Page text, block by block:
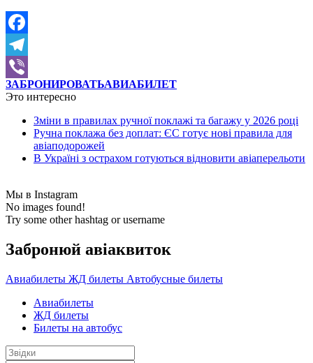
Facebook
Telegram
Viber
ЗАБРОНИРОВАТЬАВИАБИЛЕТ
Это интересно
Зміни в правилах ручної поклажі та багажу у 2026 році
Ручна поклажа без доплат: ЄС готує нові правила для
авіаподорожей
В Україні з острахом готуються відновити авіаперельоти
Мы в Instagram
No images found!
Try some other hashtag or username
Забронюй авiаквиток
Авиабилеты ЖД билеты Автобусные билеты
Авиабилеты
ЖД билеты
Билеты на автобус